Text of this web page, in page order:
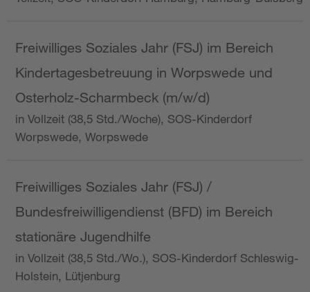
Freiwilliges Soziales Jahr (FSJ) im Bereich
Kindertagesbetreuung in Worpswede und
Osterholz-Scharmbeck (m/w/d)
in Vollzeit (38,5 Std./Woche), SOS-Kinderdorf
Worpswede, Worpswede
Freiwilliges Soziales Jahr (FSJ) /
Bundesfreiwilligendienst (BFD) im Bereich
stationäre Jugendhilfe
in Vollzeit (38,5 Std./Wo.), SOS-Kinderdorf Schleswig-
Holstein, Lütjenburg